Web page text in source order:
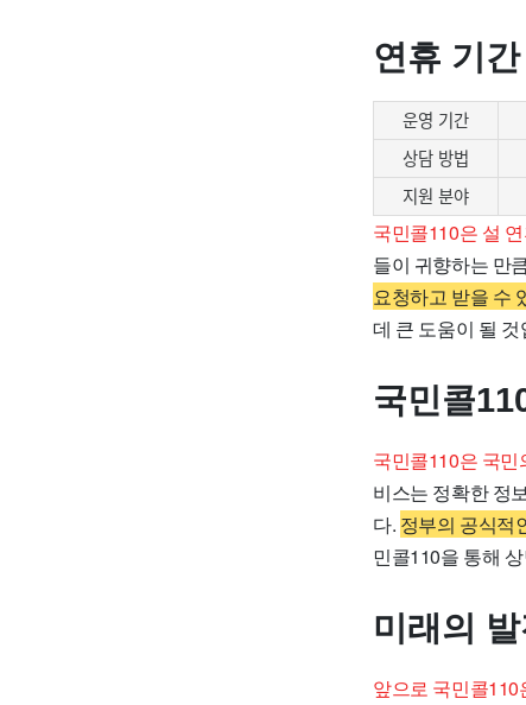
연휴 기
운영 기간
상담 방법
지원 분야
국민콜110은 설
들이 귀향하는 만
요청하고 받을 수
데 큰 도움이 될 것
국민콜
국민콜110은 국
비스는 정확한 정
다. 정부의 공식적
민콜110을 통해
미래의
앞으로 국민콜